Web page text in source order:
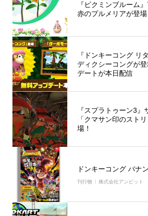
『ピクミンブルーム
赤のプルメリアが登場
『ドンキーコング リ
ディクシーコングが
デートが本日配信
『スプラトゥーン3』
「クマサン印のスト
場！
ドンキーコング バナ
刊行物 株式会社アンビット